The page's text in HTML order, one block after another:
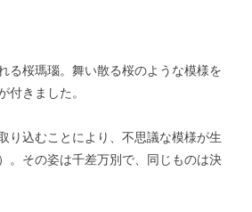
る桜瑪瑙。舞い散る桜のような模様を
付きました。
り込むことにより、不思議な模様が生
。その姿は千差万別で、同じものは決